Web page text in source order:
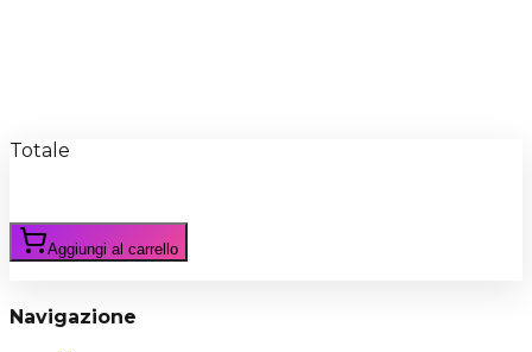
Totale
Aggiungi al carrello
Navigazione